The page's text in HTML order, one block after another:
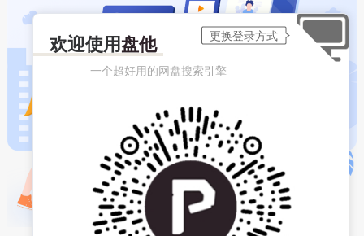
欢迎使用盘他
一个超好用的网盘搜索引擎